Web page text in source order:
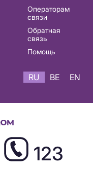
Операторам
связи
Обратная
связь
Помощь
RU BE EN
123